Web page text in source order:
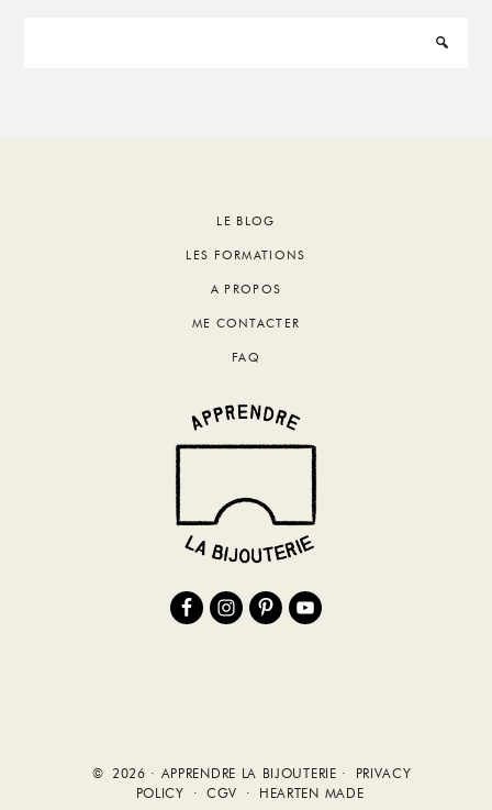
LE BLOG
LES FORMATIONS
A PROPOS
ME CONTACTER
FAQ
© 2026 · APPRENDRE LA BIJOUTERIE ·
PRIVACY
POLICY
· CGV · HEARTEN MADE